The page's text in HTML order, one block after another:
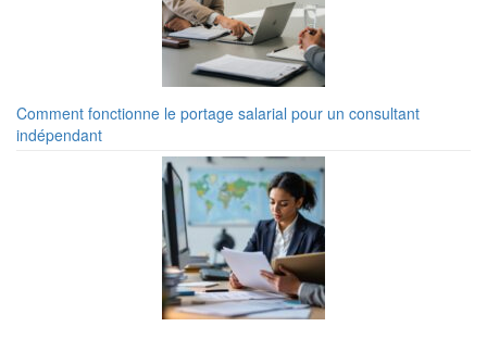
Comment fonctionne le portage salarial pour un consultant
indépendant